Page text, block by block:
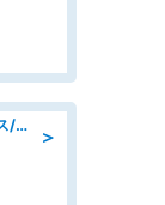
＞
介護職・ヘルパー/愛知県/デイサービス/JR東海道本線 幸田/額田郡幸田町